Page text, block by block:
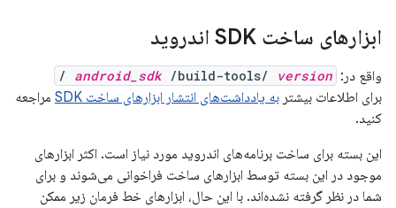
ابزارهای ساخت SDK اندروید
واقع در: android_sdk/build-tools/ version
/
برای اطلاعات بیشتر به یادداشت‌های انتشار ابزارهای ساخت SDK
مراجعه
کنید.
این بسته برای ساخت برنامه‌های اندروید مورد نیاز است. اکثر ابزارهای
موجود در این بسته توسط ابزارهای ساخت فراخوانی می‌شوند و برای
شما در نظر گرفته نشده‌اند. با این حال، ابزارهای خط فرمان زیر ممکن